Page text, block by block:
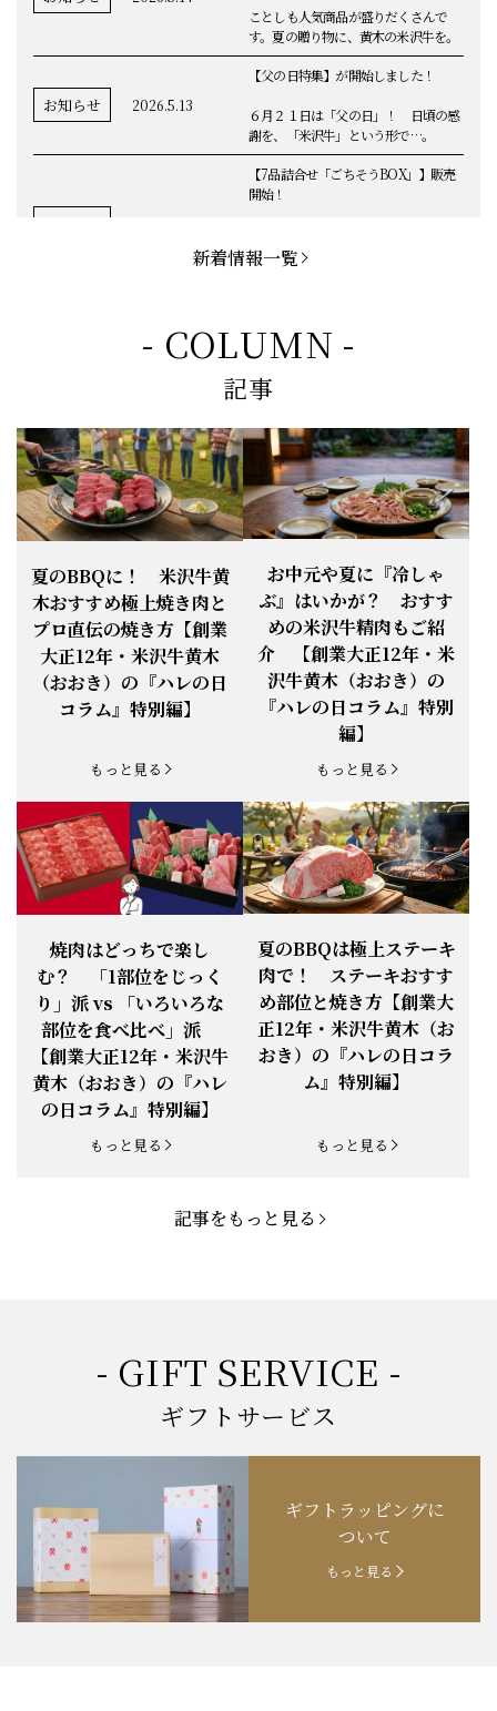
ことしも人気商品が盛りだくさんで
す。夏の贈り物に、黄木の米沢牛を。
お知らせ 2026.5.13
【父の日特集】が開始しました！
６月２１日は「父の日」！ 日頃の感
謝を、「米沢牛」という形で…。
【7品詰合せ「ごちそうBOX」】販売
開始！
ンチカツ」など、黄木の自慢が詰まっ
てます。
【BBQ(バーベキュー)特集】これから
の時期にぴったりなBBQにオススメな
米沢牛の商品をご紹介いたします。今
回限定のBBQセットや、定番部位のお
すすめ商品もございます！
お知らせ 2026.4.13
【母の日】5月10日の母の日に、
「『ありがとう』の気持ち」をお贈り
できます。
お知らせ 2026.1.25
【ご注意】1月27日（火）は終日、お
電話・FAXが繋がりません（8:30〜
18:00）
お知らせ 2026.1.20
【恵方巻】今年の2月3日は、『米沢牛
恵方巻』を！
お知らせ 2026.1.15
【新商品】『米沢牛だし茶漬け』発売
お知らせ 2025.11.3 「黄木の御歳暮」早割開始！
お知らせ 2025.9.13 「秋分の日」定休日変更のお知らせ
お知らせ 2025.6.16 新登場！一膳ご飯
お知らせ 2025.5.28 「初夏の肉祭り」開催中
お知らせ 2025.5.19 「父の日特集」開催中
お知らせ 2025.4.28 「BBQ企画」開催中！
お知らせ 2025.4.28 「母の日企画」開催中！
2024.11.1 「お歳暮特集」開催中！
お知らせ 2024.10.18 【創業祭】１０１年目に突入！
お知らせ 202４.09.18 【秋の味覚祭】食欲の秋！
新着情報一覧
- COLUMN -
記事
夏のBBQに！ 米沢牛黄
木おすすめ極上焼き肉と
プロ直伝の焼き方【創業
大正12年・米沢牛黄木
（おおき）の『ハレの日
コラム』特別編】
もっと見る
お中元や夏に『冷しゃ
ぶ』はいかが？ おすす
めの米沢牛精肉もご紹
介 【創業大正12年・米
沢牛黄木（おおき）の
『ハレの日コラム』特別
編】
もっと見る
焼肉はどっちで楽し
む？ 「1部位をじっく
り」派 vs 「いろいろな
部位を食べ比べ」派
【創業大正12年・米沢牛
黄木（おおき）の『ハレ
の日コラム』特別編】
もっと見る
夏のBBQは極上ステーキ
肉で！ ステーキおすす
め部位と焼き方【創業大
正12年・米沢牛黄木（お
おき）の『ハレの日コラ
ム』特別編】
もっと見る
記事をもっと見る
- GIFT SERVICE -
ギフトサービス
ギフトラッピングに
ついて
もっと見る